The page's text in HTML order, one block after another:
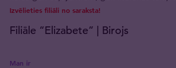
Izvēlieties filiāli no saraksta!
Man ir